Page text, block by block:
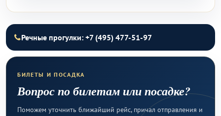
Речные прогулки: +7 (495) 477-51-97
БИЛЕТЫ И ПОСАДКА
Вопрос по билетам или посадке?
Поможем уточнить ближайший рейс, причал отправления и